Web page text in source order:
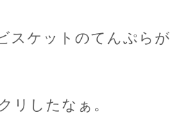
スケットのてんぷらが
リしたなぁ。